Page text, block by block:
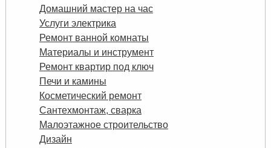
Домашний мастер на час
Услуги электрика
Ремонт ванной комнаты
Материалы и инструмент
Ремонт квартир под ключ
Печи и камины
Косметический ремонт
Сантехмонтаж, сварка
Малоэтажное строительство
Дизайн